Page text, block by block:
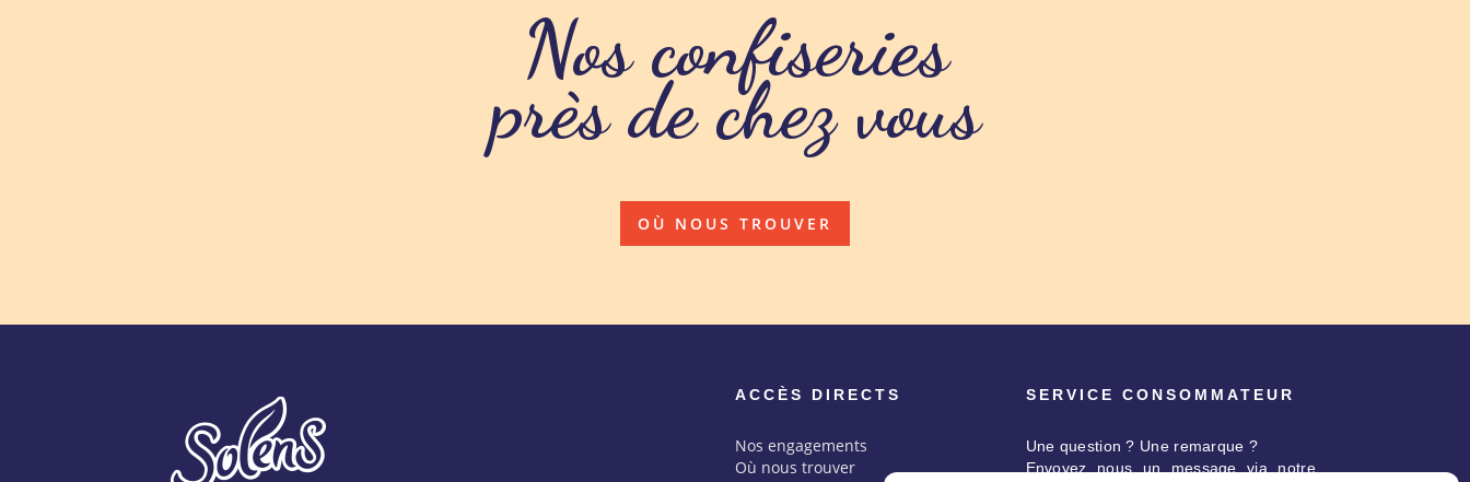
Nos confiseries
près de chez vous
OÙ NOUS TROUVER
ACCÈS DIRECTS
Nos engagements
Où nous trouver
SERVICE CONSOMMATEUR
Une question ? Une remarque ?
Envoyez nous un message via notre